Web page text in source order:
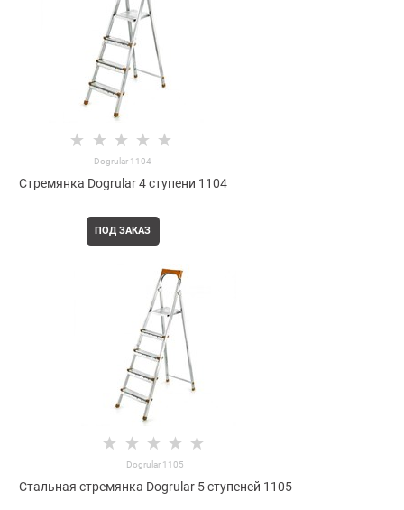
Dogrular 1104
Стремянка Dogrular 4 ступени 1104
ПОД ЗАКАЗ
Dogrular 1105
Стальная стремянка Dogrular 5 ступеней 1105